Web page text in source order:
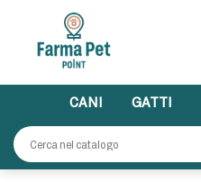
content
CANI GATTI